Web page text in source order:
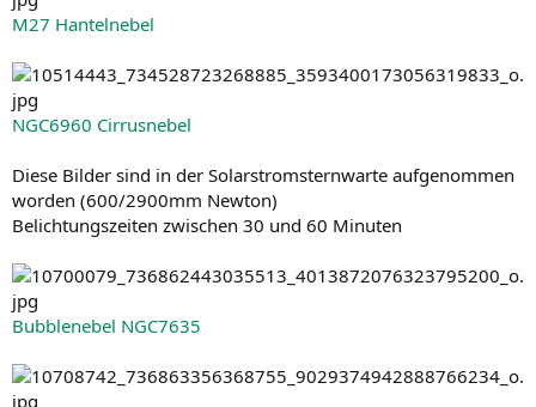
M27 Hantelnebel
NGC6960 Cirrusnebel
Diese Bilder sind in der Solarstromsternwarte aufgenommen
worden (600/2900mm Newton)
Belichtungszeiten zwischen 30 und 60 Minuten
Bubblenebel NGC7635